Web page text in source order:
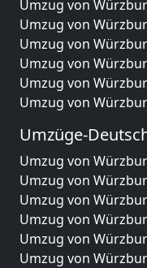
Umzug von
Umzug von
Umzug von
Umzug von
Umzug von
Umzug von
Umzüge-
Umzug von
Umzug von
Umzug von
Umzug von
Umzug von
Umzug von